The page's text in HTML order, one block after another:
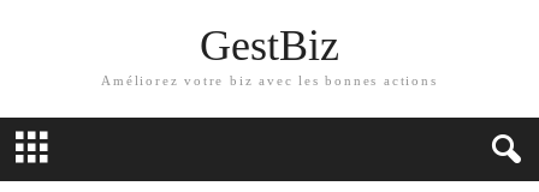
GestBiz
Améliorez votre biz avec les bonnes actions